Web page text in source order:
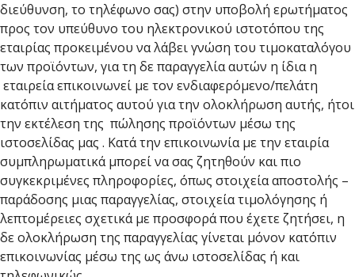
διεύθυνση, το τηλέφωνο σας) στην υποβολή ερωτήματος
προς τον υπεύθυνο του ηλεκτρονικού ιστοτόπου της
εταιρίας προκειμένου να λάβει γνώση του τιμοκαταλόγου
των προϊόντων, για τη δε παραγγελία αυτών η ίδια η
εταιρεία επικοινωνεί με τον ενδιαφερόμενο/πελάτη
κατόπιν αιτήματος αυτού για την ολοκλήρωση αυτής, ήτοι
την εκτέλεση της πώλησης προϊόντων μέσω της
ιστοσελίδας μας . Κατά την επικοινωνία με την εταιρία
συμπληρωματικά μπορεί να σας ζητηθούν και πιο
συγκεκριμένες πληροφορίες, όπως στοιχεία αποστολής –
παράδοσης μιας παραγγελίας, στοιχεία τιμολόγησης ή
λεπτομέρειες σχετικά με προσφορά που έχετε ζητήσει, η
δε ολοκλήρωση της παραγγελίας γίνεται μόνον κατόπιν
επικοινωνίας μέσω της ως άνω ιστοσελίδας ή και